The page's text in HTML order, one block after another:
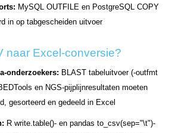
MySQL OUTFILE en PostgreSQL COPY
in op tabgescheiden uitvoer
naar Excel-conversie?
onderzoekers: BLAST tabeluitvoer (-outfmt
en NGS-pijplijnresultaten moeten
gesorteerd en gedeeld in Excel
R write.table()- en pandas to_csv(sep="\t")-